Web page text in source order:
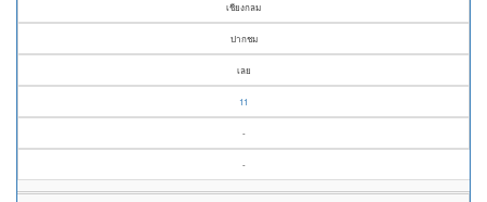
เชียงกลม
ปากชม
เลย
11
-
-